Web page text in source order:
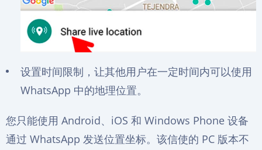
设置时间限制，让其他用户在一定时间内可以使用
WhatsApp 中的地理位置。
您只能使用 Android、iOS 和 Windows Phone 设备
通过 WhatsApp 发送位置坐标。该信使的 PC 版本不